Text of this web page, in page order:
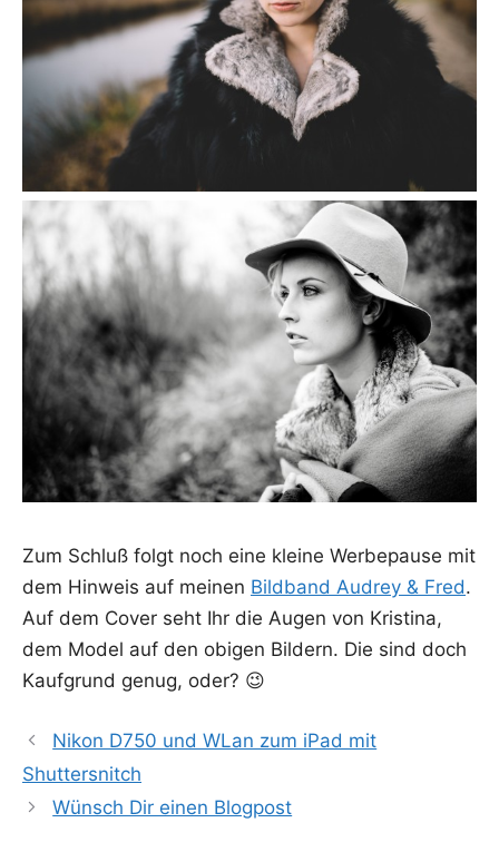
Zum Schluß folgt noch eine klei­ne Wer­be­pau­se mit
dem Hin­weis auf mei­nen Bild­band Audrey & Fred.
Auf dem Cover seht Ihr die Augen von Kris­ti­na,
dem Model auf den obi­gen Bil­dern. Die sind doch
Kauf­grund genug, oder? 😉
Nikon D750 und WLan zum iPad mit
Shuttersnitch
Wünsch Dir einen Blogpost